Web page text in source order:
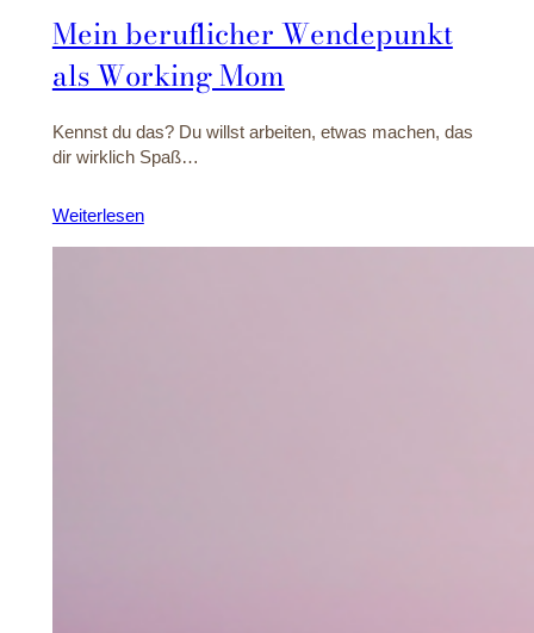
Mein beruflicher Wendepunkt
als Working Mom
Kennst du das? Du willst arbeiten, etwas machen, das
dir wirklich Spaß…
Weiterlesen